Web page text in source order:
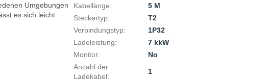
Umgebungen
es sich leicht
Kabellänge:
5 M
Steckertyp:
T2
Verbindungstyp:
1P32
Ladeleistung:
7 kkW
Monitor:
No
Anzahl der
Ladekabel:
1